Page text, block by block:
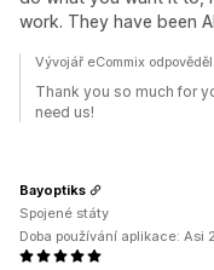
work. They have been
Vývojář eCommix
Thank you so much for
need us!
Bayoptiks
Spojené státy
Doba používání aplikace: Asi